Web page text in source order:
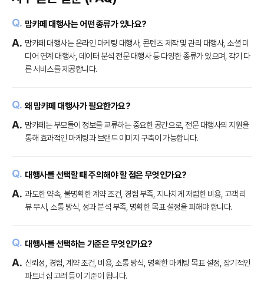
맘카페 대행사는 어떤 종류가 있나요?
맘카페 대행사는 온라인 마케팅 대행사, 콘텐츠 제작 및 관리 대행사, 소셜 미
디어 연계 대행사, 데이터 분석 전문 대행사 등 다양한 종류가 있으며, 각기 다
른 서비스를 제공합니다.
왜 맘카페 대행사가 필요한가요?
맘카페는 부모들이 정보를 교류하는 중요한 공간으로, 전문 대행사의 지원을
통해 효과적인 마케팅과 브랜드 이미지 구축이 가능합니다.
대행사를 선택할 때 주의해야 할 점은 무엇인가요?
과도한 약속, 불명확한 계약 조건, 경험 부족, 지나치게 저렴한 비용, 고객 리
뷰 무시, 소통 방식, 성과 분석 부족, 명확한 목표 설정을 피해야 합니다.
대행사를 선택하는 기준은 무엇인가요?
신뢰성, 경험, 계약 조건, 비용, 소통 방식, 명확한 마케팅 목표 설정, 장기적인
파트너십 고려 등이 기준이 됩니다.